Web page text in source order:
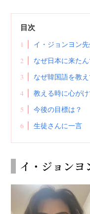
目次
1
イ・ジョンヨン
2
なぜ日本に来た
3
なぜ韓国語を教
4
教える時に心が
5
今後の目標は？
6
生徒さんに一言
イ・ジョンヨ